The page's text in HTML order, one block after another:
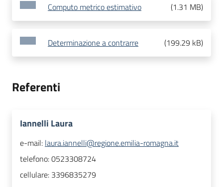
Computo metrico estimativo (1.31 MB)
Determinazione a contrarre (199.29 kB)
Referenti
Iannelli Laura
e-mail: laura.iannelli@regione.emilia-romagna.it
telefono:0523308724
cellulare: 3396835279